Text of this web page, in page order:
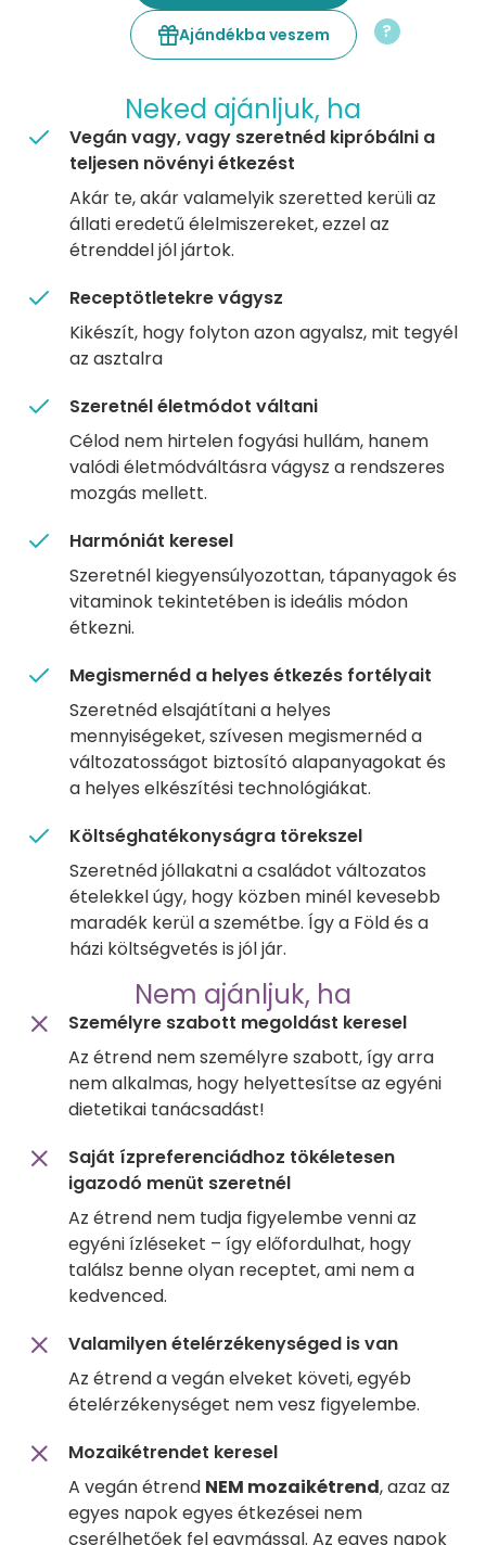
Ajándékba veszem ?
Neked ajánljuk, ha
Vegán vagy, vagy szeretnéd kipróbálni a
teljesen növényi étkezést
Akár te, akár valamelyik szeretted kerüli az
állati eredetű élelmiszereket, ezzel az
étrenddel jól jártok.
Receptötletekre vágysz
Kikészít, hogy folyton azon agyalsz, mit tegyél
az asztalra
Szeretnél életmódot váltani
Célod nem hirtelen fogyási hullám, hanem
valódi életmódváltásra vágysz a rendszeres
mozgás mellett.
Harmóniát keresel
Szeretnél kiegyensúlyozottan, tápanyagok és
vitaminok tekintetében is ideális módon
étkezni.
Megismernéd a helyes étkezés fortélyait
Szeretnéd elsajátítani a helyes
mennyiségeket, szívesen megismernéd a
változatosságot biztosító alapanyagokat és
a helyes elkészítési technológiákat.
Költséghatékonyságra törekszel
Szeretnéd jóllakatni a családot változatos
ételekkel úgy, hogy közben minél kevesebb
maradék kerül a szemétbe. Így a Föld és a
házi költségvetés is jól jár.
Nem ajánljuk, ha
Személyre szabott megoldást keresel
Az étrend nem személyre szabott, így arra
nem alkalmas, hogy helyettesítse az egyéni
dietetikai tanácsadást!
Saját ízpreferenciádhoz tökéletesen
igazodó menüt szeretnél
Az étrend nem tudja figyelembe venni az
egyéni ízléseket – így előfordulhat, hogy
találsz benne olyan receptet, ami nem a
kedvenced.
Valamilyen ételérzékenységed is van
Az étrend a vegán elveket követi, egyéb
ételérzékenységet nem vesz figyelembe.
Mozaikétrendet keresel
A vegán étrend NEM mozaikétrend, azaz az
egyes napok egyes étkezései nem
cserélhetőek fel egymással. Az egyes napok